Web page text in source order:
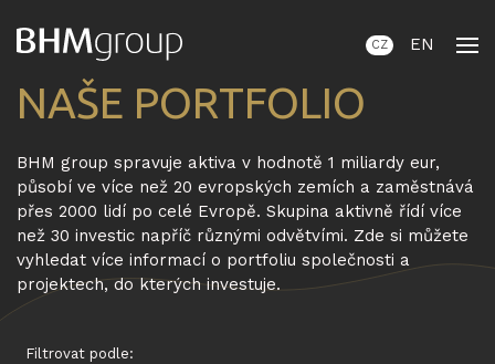
CZ EN
NAŠE PORTFOLIO
BHM group spravuje aktiva v hodnotě 1 miliardy eur,
působí ve více než 20 evropských zemích a zaměstnává
přes 2000 lidí po celé Evropě. Skupina aktivně řídí více
než 30 investic napříč různými odvětvími. Zde si můžete
vyhledat více informací o portfoliu společnosti a
projektech, do kterých investuje.
Filtrovat podle: